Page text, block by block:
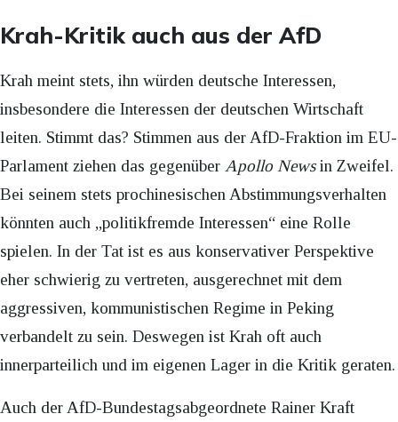
Krah-Kritik auch aus der AfD
Krah meint stets, ihn würden deutsche Interessen,
insbesondere die Interessen der deutschen Wirtschaft
leiten. Stimmt das? Stimmen aus der AfD-Fraktion im EU-
Parlament ziehen das gegenüber Apollo Newsin Zweifel.
Bei seinem stets prochinesischen Abstimmungsverhalten
könnten auch „politikfremde Interessen“ eine Rolle
spielen. In der Tat ist es aus konservativer Perspektive
eher schwierig zu vertreten, ausgerechnet mit dem
aggressiven, kommunistischen Regime in Peking
verbandelt zu sein. Deswegen ist Krah oft auch
innerparteilich und im eigenen Lager in die Kritik geraten.
Auch der AfD-Bundestagsabgeordnete Rainer Kraft